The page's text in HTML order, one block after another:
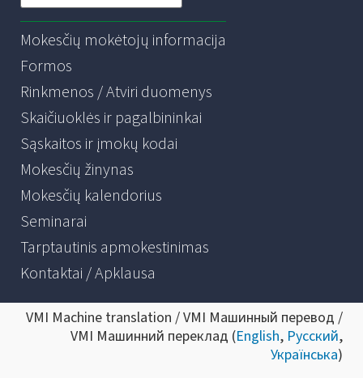
Mokesčių mokėtojų informacija
Formos
Rinkmenos / Atviri duomenys
Skaičiuoklės ir pagalbininkai
Sąskaitos ir įmokų kodai
Mokesčių žinynas
Mokesčių kalendorius
Seminarai
Tarptautinis apmokestinimas
Kontaktai / Apklausa
VMI Machine translation / VMI Машинный перевод /
VMI Машинний переклад (English, Русский,
Українська)